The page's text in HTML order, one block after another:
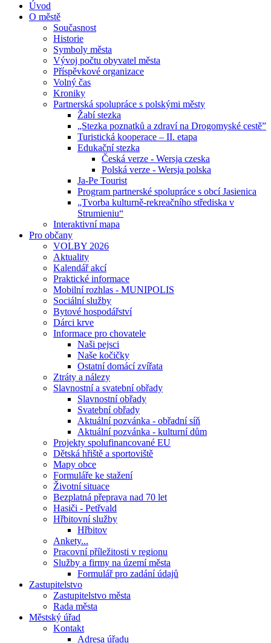
Úvod
O městě
Současnost
Historie
Symboly města
Vývoj počtu obyvatel města
Příspěvkové organizace
Volný čas
Kroniky
Partnerská spolupráce s polskými městy
Žabí stezka
„Stezka poznatků a zdraví na Drogomyské cestě”
Turistická kooperace – II. etapa
Edukační stezka
Česká verze - Wersja czeska
Polská verze - Wersja polska
Ja-Pe Tourist
Program partnerské spolupráce s obcí Jasienica
„Tvorba kulturně-rekreačního střediska v
Strumieniu“
Interaktivní mapa
Pro občany
VOLBY 2026
Aktuality
Kalendář akcí
Praktické informace
Mobilní rozhlas - MUNIPOLIS
Sociální služby
Bytové hospodářství
Dárci krve
Informace pro chovatele
Naši pejsci
Naše kočičky
Ostatní domácí zvířata
Ztráty a nálezy
Slavnostní a svatební obřady
Slavnostní obřady
Svatební obřady
Aktuální pozvánka - obřadní síň
Aktuální pozvánka - kulturní dům
Projekty spolufinancované EU
Dětská hřiště a sportoviště
Mapy obce
Formuláře ke stažení
Životní situace
Bezplatná přeprava nad 70 let
Hasiči - Petřvald
Hřbitovní služby
Hřbitov
Ankety...
Pracovní příležitosti v regionu
Služby a firmy na území města
Formulář pro zadání údajů
Zastupitelstvo
Zastupitelstvo města
Rada města
Městský úřad
Kontakt
Adresa úřadu